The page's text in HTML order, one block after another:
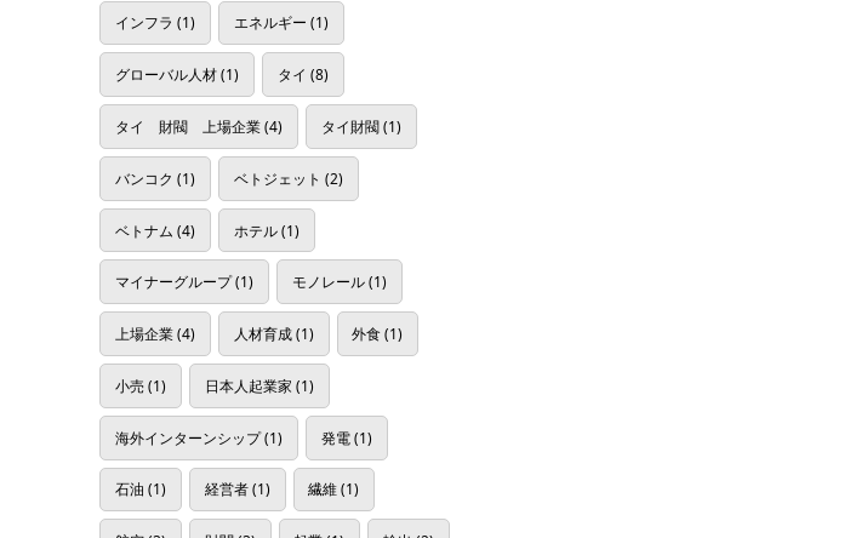
インフラ (1) エネルギー (1)
グローバル人材(1) タイ (8)
タイ 財閥 上場企業(4) タイ財閥(1)
バンコク (1) ベトジェット (2)
ベトナム (4) ホテル(1)
マイナーグループ(1) モノレール(1)
上場企業(4) 人材育成(1) 外食(1)
小売(1) 日本人起業家 (1)
海外インターンシップ(1) 発電(1)
石油 (1) 経営者(1) 繊維(1)